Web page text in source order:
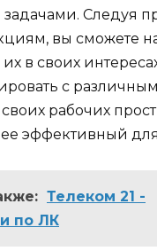
Следуя
вы сможете
их в своих
с
рабочих
эффективный
Телеком 21 -
по ЛК